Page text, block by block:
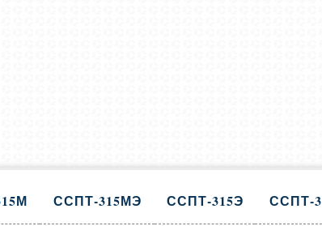
ССПТ-315МЭ ССПТ-315Э ССПТ-